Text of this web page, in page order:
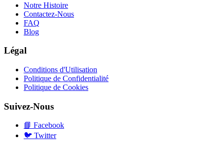
Notre Histoire
Contactez-Nous
FAQ
Blog
Légal
Conditions d'Utilisation
Politique de Confidentialité
Politique de Cookies
Suivez-Nous
📘 Facebook
🐦 Twitter